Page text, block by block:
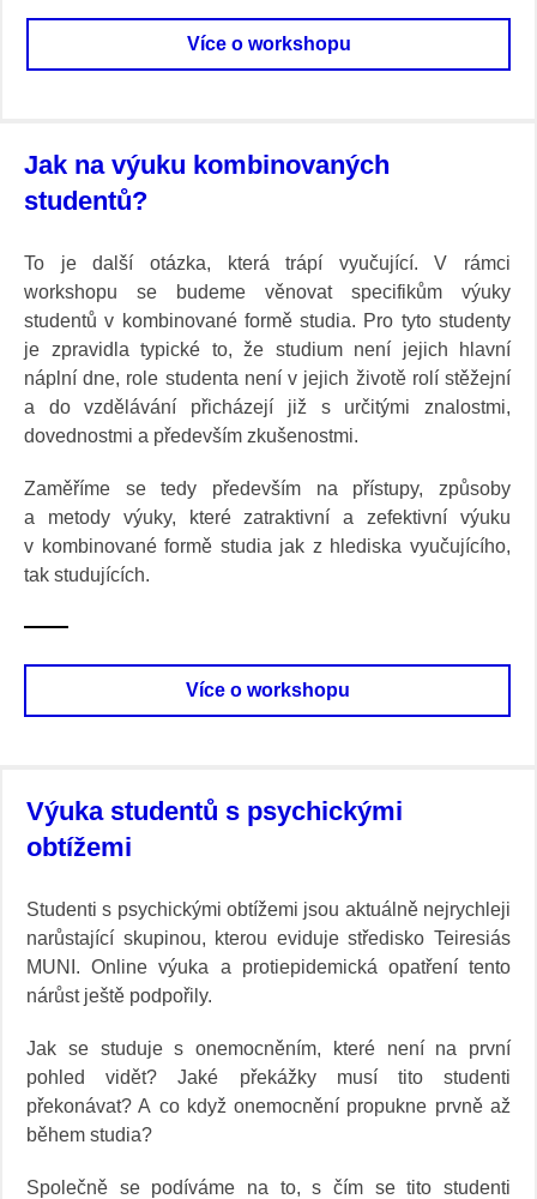
Více o workshopu
Jak na výuku kombinovaných
studentů?
To je další otázka, která trápí vyučující. V rámci
workshopu se budeme věnovat specifikům výuky
studentů v kombinované formě studia. Pro tyto studenty
je zpravidla typické to, že studium není jejich hlavní
náplní dne, role studenta není v jejich životě rolí stěžejní
a do vzdělávání přicházejí již s určitými znalostmi,
dovednostmi a především zkušenostmi.
Zaměříme se tedy především na přístupy, způsoby
a metody výuky, které zatraktivní a zefektivní výuku
v kombinované formě studia jak z hlediska vyučujícího,
tak studujících.
Více o workshopu
Výuka studentů s psychickými
obtížemi
Studenti s psychickými obtížemi jsou aktuálně nejrychleji
narůstající skupinou, kterou eviduje středisko Teiresiás
MUNI. Online výuka a protiepidemická opatření tento
nárůst ještě podpořily.
Jak se studuje s onemocněním, které není na první
pohled vidět? Jaké překážky musí tito studenti
překonávat? A co když onemocnění propukne prvně až
během studia?
Společně se podíváme na to, s čím se tito studenti